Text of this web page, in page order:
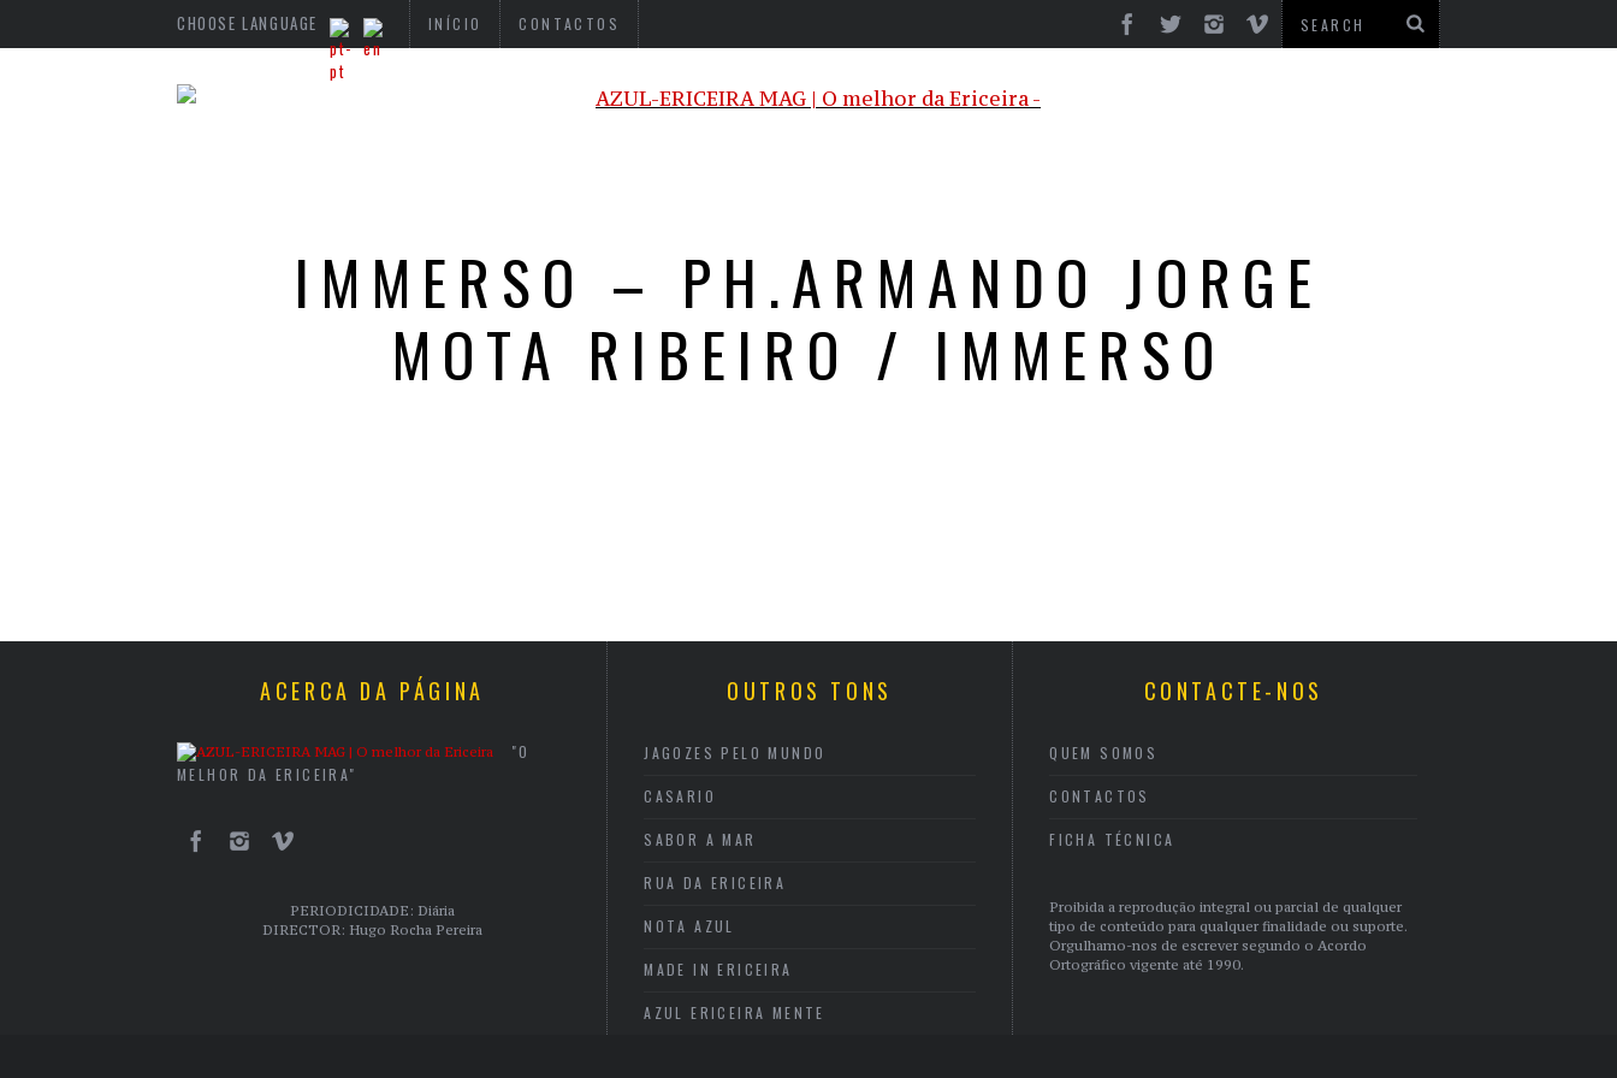
CHOOSE LANGUAGE INÍCIO CONTACTOS
IMMERSO – PH.ARMANDO JORGE
MOTA RIBEIRO / IMMERSO
ACERCA DA PÁGINA
"O
MELHOR DA ERICEIRA"
PERIODICIDADE: Diária
DIRECTOR: Hugo Rocha Pereira
OUTROS TONS
JAGOZES PELO MUNDO
CASARIO
SABOR A MAR
RUA DA ERICEIRA
NOTA AZUL
MADE IN ERICEIRA
AZUL ERICEIRA MENTE
CONTACTE-NOS
QUEM SOMOS
CONTACTOS
FICHA TÉCNICA
Proibida a reprodução integral ou parcial de qualquer
tipo de conteúdo para qualquer finalidade ou suporte.
Orgulhamo-nos de escrever segundo o Acordo
Ortográfico vigente até 1990.